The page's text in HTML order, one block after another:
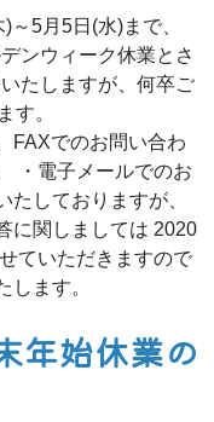
5月5日(水)まで、
ンウィーク休業とさ
たしますが、何卒ご
す。
FAXでのお問い合わ
・電子メールでのお
たしておりますが、
に関しましては 2020
ていただきますので
します。
年始休業の